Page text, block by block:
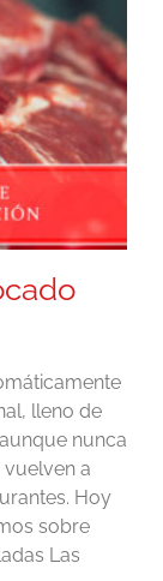
lleno de
nunca
vuelven a
Hoy
sobre
Las